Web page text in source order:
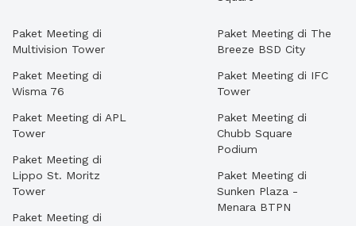
Paket Meeting di
Multivision Tower
Paket Meeting di
Wisma 76
Paket Meeting di APL
Tower
Paket Meeting di
Lippo St. Moritz
Tower
Paket Meeting di
Paket Meeting di The
Breeze BSD City
Paket Meeting di IFC
Tower
Paket Meeting di
Chubb Square
Podium
Paket Meeting di
Sunken Plaza -
Menara BTPN